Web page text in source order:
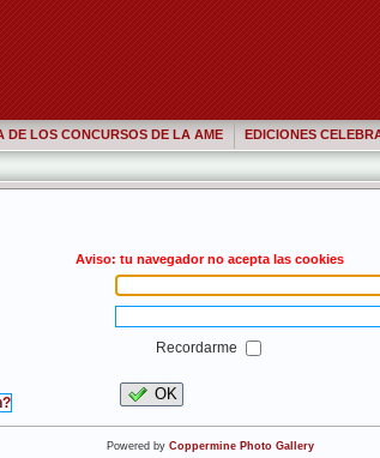
DE LOS CONCURSOS DE LA AME EDICIONES
Aviso: tu navegador no acepta las cookies
Recordarme
OK
Powered by Coppermine Photo Gallery